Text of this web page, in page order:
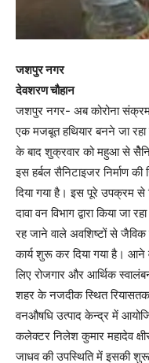
जशपुर नगर
देवशरण चौहान
जशपुर नगर- अब कोरोना
एक मजबूत हथियार बनने जा रहा
के बाद शुक्रवार को महुआ से
इस हर्बल सैनिटाइजर निर्माण की
दिया गया है। इस पूरे उपक्रम से
दावा वन विभाग द्वारा किया
रह जाने वाले अवशिष्टों से
कार्य शुरू कर दिया गया है।
लिए रोजगार और आर्थिक
शहर के नजदीक स्थित
वनऔषधि उत्पाद केन्द्र में
कलेक्टर निलेश कुमार महादेव
जाधव की उपस्थिति में इसकी